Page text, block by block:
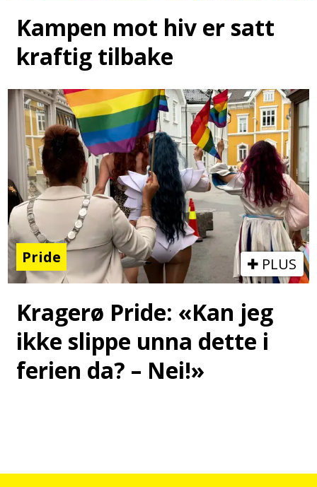
Kampen mot hiv er satt
kraftig tilbake
Pride PLUS
Kragerø Pride: «Kan jeg
ikke slippe unna dette i
ferien da? – Nei!»